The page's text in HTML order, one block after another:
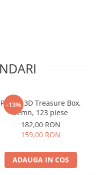
-13%
Puzzle 3D Treasure Box,
Lemn, 123 piese
182,00 RON
159,00 RON
ADAUGA IN COS